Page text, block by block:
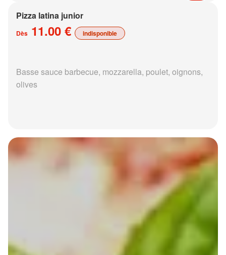
Pizza latina junior
Dès 11.00 € indisponible
Basse sauce barbecue, mozzarella, poulet, oignons,
olives